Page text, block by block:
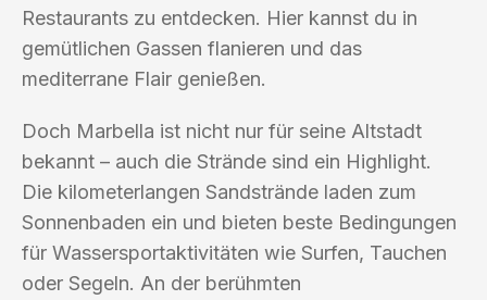
Restaurants zu entdecken. Hier kannst du in
gemütlichen Gassen flanieren und das
mediterrane Flair genießen.
Doch Marbella ist nicht nur für seine Altstadt
bekannt – auch die Strände sind ein Highlight.
Die kilometerlangen Sandstrände laden zum
Sonnenbaden ein und bieten beste Bedingungen
für Wassersportaktivitäten wie Surfen, Tauchen
oder Segeln. An der berühmten